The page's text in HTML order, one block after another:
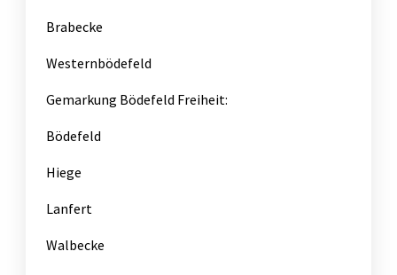
Brabecke
Westernbödefeld
Gemarkung Bödefeld Freiheit:
Bödefeld
Hiege
Lanfert
Walbecke